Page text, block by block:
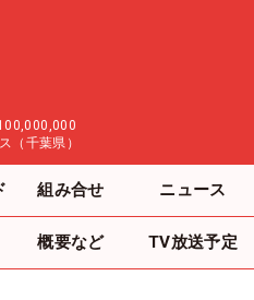
（千葉県）
組み合せ ニュース
概要など TV放送予定